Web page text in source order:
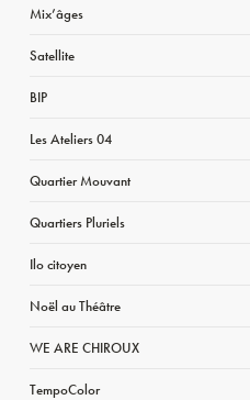
Mix’âges
Satellite
BIP
Les Ateliers 04
Quartier Mouvant
Quartiers Pluriels
Ilo citoyen
Noël au Théâtre
WE ARE CHIROUX
TempoColor